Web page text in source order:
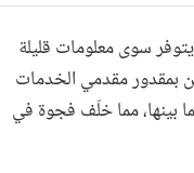
سوى معلومات قليلة
بمقدور مقدمي الخدمات
بينها، مما خلّف فجوة في